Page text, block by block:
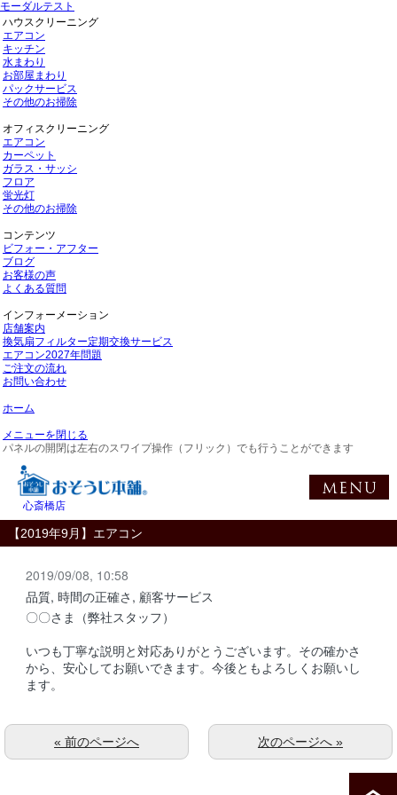
モーダルテスト
ハウスクリーニング
エアコン
キッチン
水まわり
お部屋まわり
パックサービス
その他のお掃除
オフィスクリーニング
エアコン
カーペット
ガラス・サッシ
フロア
蛍光灯
その他のお掃除
コンテンツ
ビフォー・アフター
ブログ
お客様の声
よくある質問
インフォーメーション
店舗案内
換気扇フィルター定期交換サービス
エアコン2027年問題
ご注文の流れ
お問い合わせ
ホーム
メニューを閉じる
パネルの開閉は左右のスワイプ操作（フリック）でも行うことができます
心斎橋店
【2019年9月】エアコン
2019/09/08, 10:58
品質, 時間の正確さ, 顧客サービス
〇〇さま（弊社スタッフ）
いつも丁寧な説明と対応ありがとうございます。その確かさ
から、安心してお願いできます。今後ともよろしくお願いし
ます。
次のページへ »
« 前のページへ